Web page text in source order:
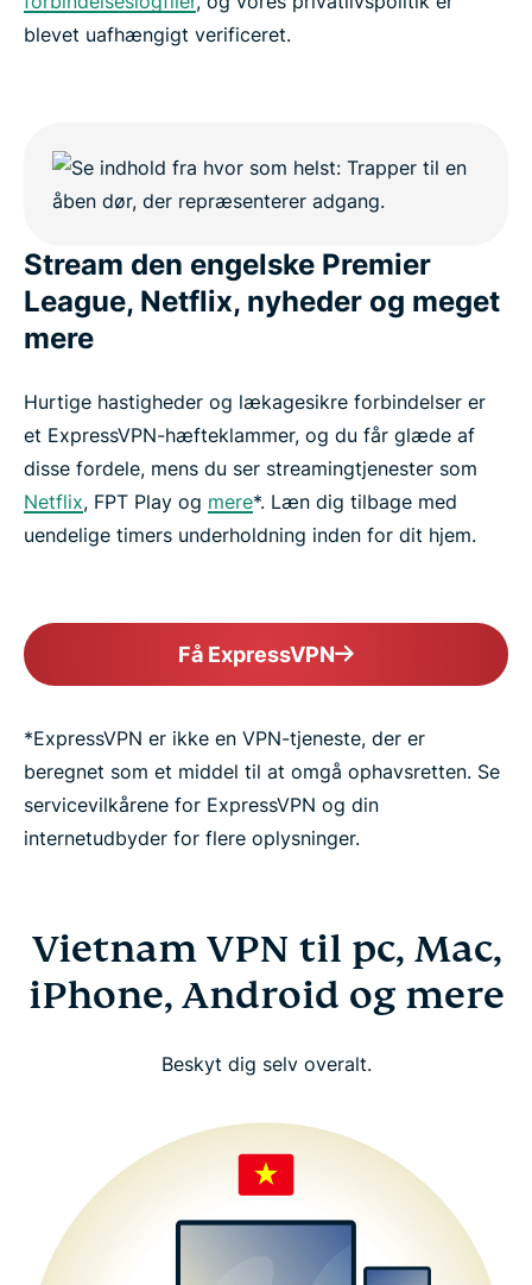
blevet uafhængigt verificeret.
Stream den engelske Premier
League, Netflix, nyheder og meget
mere
Hurtige hastigheder og lækagesikre forbindelser er
et ExpressVPN-hæfteklammer, og du får glæde af
disse fordele, mens du ser streamingtjenester som
Netflix, FPT Play og mere*. Læn dig tilbage med
uendelige timers underholdning inden for dit hjem.
Få ExpressVPN
*ExpressVPN er ikke en VPN-tjeneste, der er
beregnet som et middel til at omgå ophavsretten. Se
servicevilkårene for ExpressVPN og din
internetudbyder for flere oplysninger.
Vietnam VPN til pc, Mac,
iPhone, Android og mere
Beskyt dig selv overalt.